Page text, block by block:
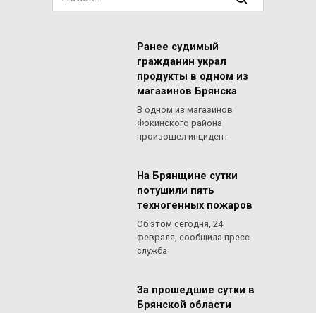
for:
Ранее судимый
гражданин украл
продукты в одном из
магазинов Брянска
В одном из магазинов
Фокинского района
произошел инцидент
На Брянщине сутки
потушили пять
техногенных пожаров
Об этом сегодня, 24
февраля, сообщила пресс-
служба
За прошедшие сутки в
Брянской области